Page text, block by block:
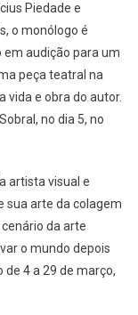
Piedade e
o monólogo é
audição para um
peça teatral na
vida e obra do autor.
no dia 5, no
artista visual e
sua arte da colagem
da arte
o mundo depois
de 4 a 29 de março,